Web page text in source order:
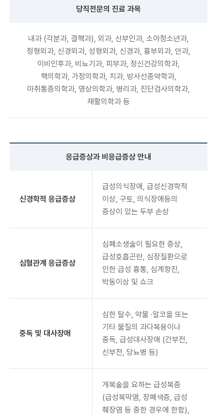
당직전문의 진료 과목
내과 (각분과, 결핵과), 외과, 산부인과, 소아청소년과,
정형외과, 신경외과, 성형외과, 신경과, 흉부외과, 안과,
이비인후과, 비뇨기과, 피부과, 정신건강의학과,
핵의학과, 가정의학과, 치과, 방사선종약학과,
마취통증의학과, 영상의학과, 병리과, 진단검사의학과,
재활의학과 등
응급증상과 비응급증상 안내
신경학적 응급증상
급성의식장애, 급성신경학적
이상, 구토, 의식장애등의
증상이 있는 두부 손상
심혈관계 응급증상
심폐소생술이 필요한 증상,
급성호흡곤란, 심장질환으로
인한 급성 흉통, 심계항진,
박동이상 및 쇼크
중독 및 대사장애
심한 탈수, 약물 ·알코올 또는
기타 물질의 과다복용이나
중독, 급성대사장애 (간부전,
신부전, 당뇨병 등)
개복술을 요하는 급성복증
(급성복막염, 장폐색증, 급성
췌장염 등 중한 경우에 한함),